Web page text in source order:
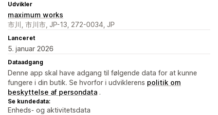
Udvikler
maximum works
市川, 市川市, JP-13, 272-0034, JP
Lanceret
5. januar 2026
Dataadgang
Denne app skal have adgang til følgende data for at kunne
fungere i din butik. Se hvorfor i udviklerens politik om
beskyttelse af persondata .
Se kundedata:
Enheds- og aktivitetsdata